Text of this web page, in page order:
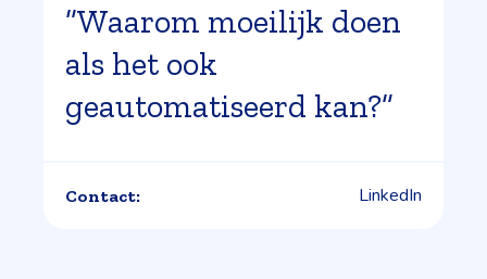
”Waarom moeilijk doen
als het ook
geautomatiseerd kan?”
Contact: LinkedIn